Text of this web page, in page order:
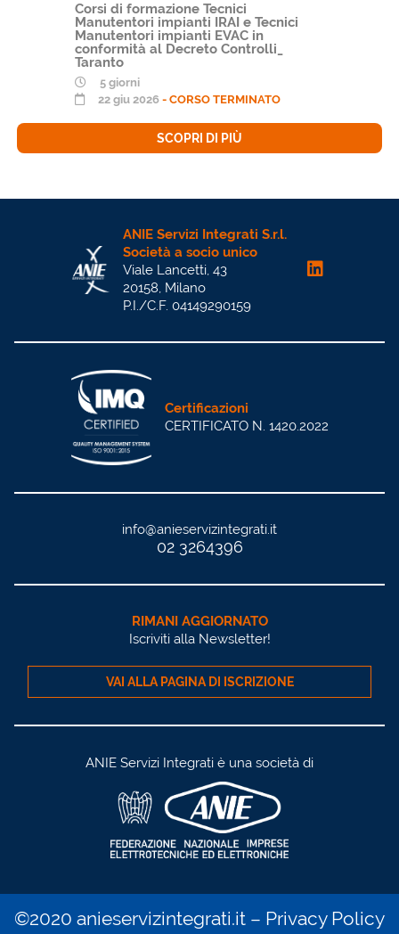
Corsi di formazione Tecnici
Manutentori impianti IRAI e Tecnici
Manutentori impianti EVAC in
conformità al Decreto Controlli_
Taranto
5 giorni
22 giu 2026 - CORSO TERMINATO
SCOPRI DI PIÙ
ANIE Servizi Integrati è una società di
ANIE Servizi Integrati S.r.l.
Società a socio unico
Viale Lancetti, 43
20158, Milano
P.I./C.F. 04149290159
Certificazioni
CERTIFICATO N. 1420.2022
info@anieservizintegrati.it
02 3264396
RIMANI AGGIORNATO
Iscriviti alla Newsletter!
VAI ALLA PAGINA DI ISCRIZIONE
©2020 anieservizintegrati.it – Privacy Policy